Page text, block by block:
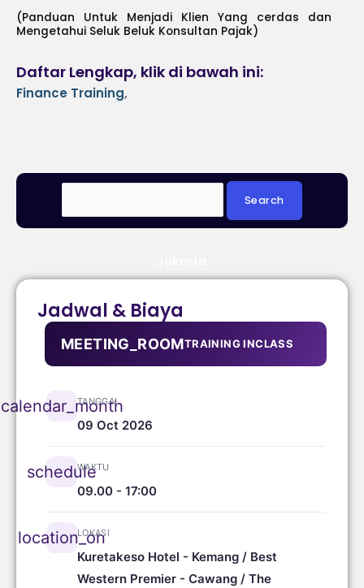
(Panduan Untuk Menjadi Klien Yang cerdas dan
Mengetahui Seluk Beluk Konsultan Pajak)
Daftar Lengkap, klik di bawah ini:
Finance Training,
Jadwal & Biaya
MEETING_ROOMTRAINING INCLASS
calendar_month
TANGGAL
09 Oct 2026
schedule
WAKTU
09.00 - 17:00
location_on
LOKASI
Kuretakeso Hotel - Kemang / Best
Western Premier - Cawang / The